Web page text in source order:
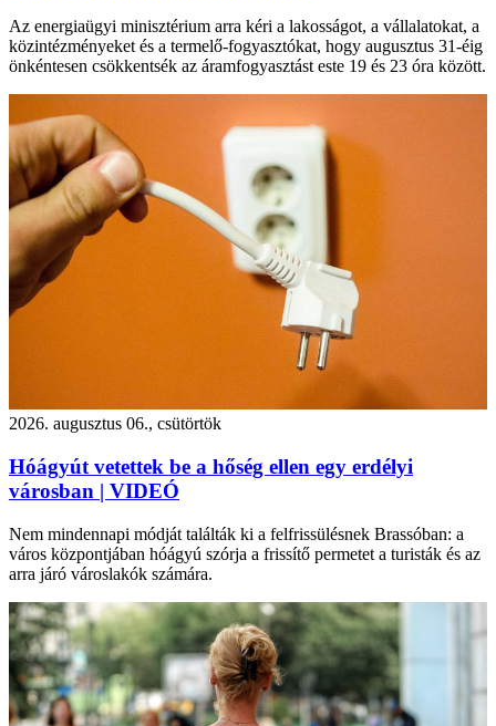
Az energiaügyi minisztérium arra kéri a lakosságot, a vállalatokat, a
közintézményeket és a termelő-fogyasztókat, hogy augusztus 31-éig
önkéntesen csökkentsék az áramfogyasztást este 19 és 23 óra között.
2026. augusztus 06., csütörtök
Hóágyút vetettek be a hőség ellen egy erdélyi
városban | VIDEÓ
Nem mindennapi módját találták ki a felfrissülésnek Brassóban: a
város központjában hóágyú szórja a frissítő permetet a turisták és az
arra járó városlakók számára.